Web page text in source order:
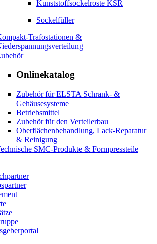
Kunststoffsockelroste KSR
Sockelfüller
Trafostationen &
Onlinekatalog
Zubehör für ELSTA Schrank- &
Gehäusesysteme
Betriebsmittel
Zubehör für den Verteilerbau
Oberflächenbehandlung, Lack-Reparatur
& Reinigung
SMC-Produkte & Formpressteile